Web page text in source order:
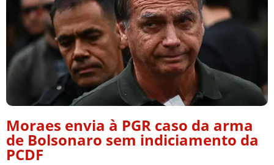
Moraes envia à PGR caso da arma
de Bolsonaro sem indiciamento da
PCDF